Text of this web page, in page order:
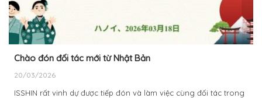
Chào đón đối tác mới từ Nhật Bản
20/03/2026
ISSHIN rất vinh dự được tiếp đón và làm việc cùng đối tác trong